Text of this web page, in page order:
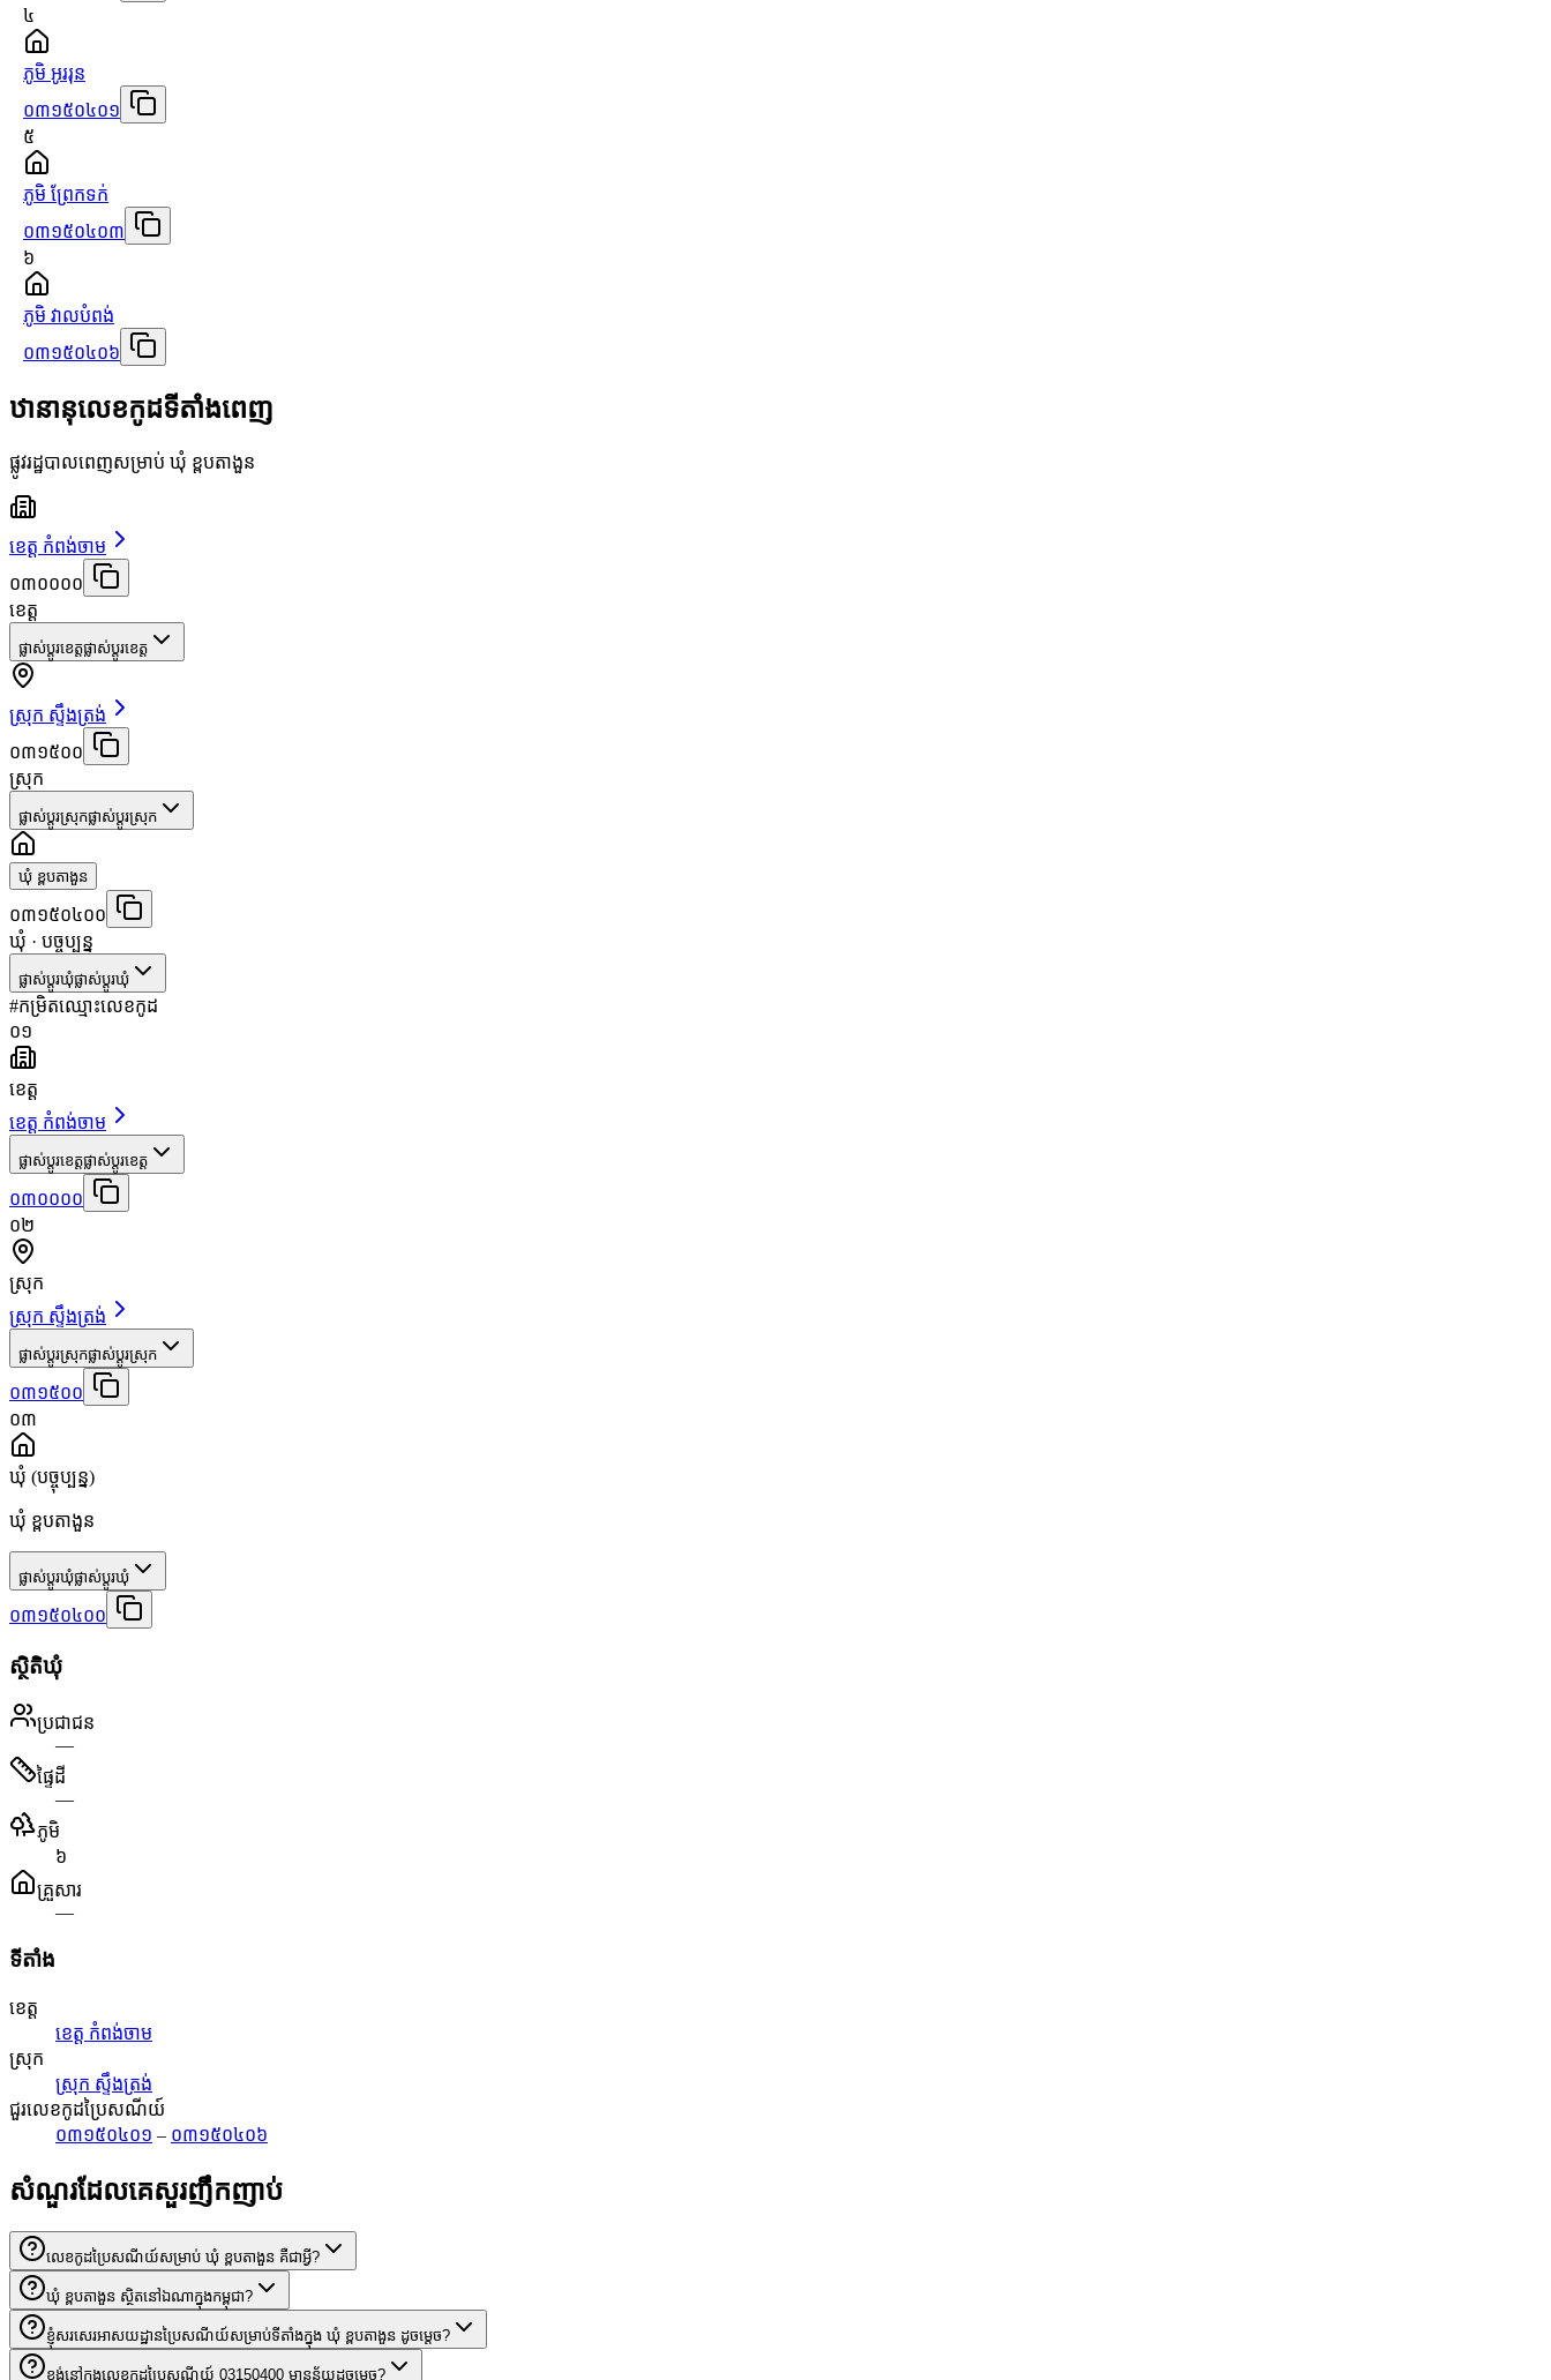
៤
ភូមិ អូររុន
០៣១៥០៤០១
៥
ភូមិ ព្រែកទក់
០៣១៥០៤០៣
៦
ភូមិ វាលបំពង់
០៣១៥០៤០៦
ឋានានុលេខកូដទីតាំងពេញ
ផ្លូវរដ្ឋបាលពេញសម្រាប់ ឃុំ ខ្ពបតាងួន
ខេត្ត កំពង់ចាម
០៣០០០០
ខេត្ត
ផ្លាស់ប្តូរខេត្តផ្លាស់ប្តូរខេត្ត
ស្រុក ស្ទឹងត្រង់
០៣១៥០០
ស្រុក
ផ្លាស់ប្តូរស្រុកផ្លាស់ប្តូរស្រុក
ឃុំ ខ្ពបតាងួន
០៣១៥០៤០០
ឃុំ · បច្ចុប្បន្ន
ផ្លាស់ប្តូរឃុំផ្លាស់ប្តូរឃុំ
#កម្រិតឈ្មោះលេខកូដ
០១
ខេត្ត
ខេត្ត កំពង់ចាម
ផ្លាស់ប្តូរខេត្តផ្លាស់ប្តូរខេត្ត
០៣០០០០
០២
ស្រុក
ស្រុក ស្ទឹងត្រង់
ផ្លាស់ប្តូរស្រុកផ្លាស់ប្តូរស្រុក
០៣១៥០០
០៣
ឃុំ (បច្ចុប្បន្ន)
ឃុំ ខ្ពបតាងួន
ផ្លាស់ប្តូរឃុំផ្លាស់ប្តូរឃុំ
០៣១៥០៤០០
ស្ថិតិឃុំ
ប្រជាជន
—
ផ្ទៃដី
—
ភូមិ
៦
គ្រួសារ
—
ទីតាំង
ខេត្ត
ខេត្ត កំពង់ចាម
ស្រុក
ស្រុក ស្ទឹងត្រង់
ជួរលេខកូដប្រៃសណីយ៍
០៣១៥០៤០១ – ០៣១៥០៤០៦
សំណួរដែលគេសួរញឹកញាប់
លេខកូដប្រៃសណីយ៍សម្រាប់ ឃុំ ខ្ពបតាងួន គឺជាអ្វី?
ឃុំ ខ្ពបតាងួន ស្ថិតនៅឯណាក្នុងកម្ពុជា?
ខ្ញុំសរសេរអាសយដ្ឋានប្រៃសណីយ៍សម្រាប់ទីតាំងក្នុង ឃុំ ខ្ពបតាងួន ដូចម្តេច?
ខ្ទង់នៅក្នុងលេខកូដប្រៃសណីយ៍ 03150400 មានន័យដូចម្តេច?